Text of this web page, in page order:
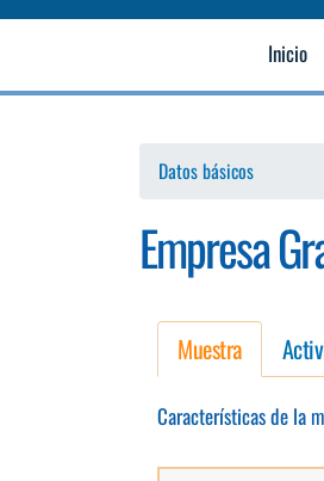
Inicio
Datos básicos
Empresa
Muestra
Características de la